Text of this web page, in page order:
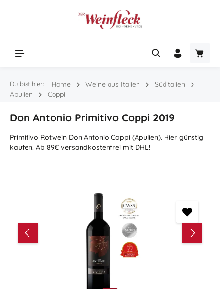
Du bist hier: Home Weine aus Italien
Süditalien
Apulien
Coppi
Don Antonio Primitivo Coppi 2019
Primitivo Rotwein Don Antonio Coppi (Apulien). Hier günstig
kaufen. Ab 89€ versandkostenfrei mit DHL!
Bildergalerie überspringen